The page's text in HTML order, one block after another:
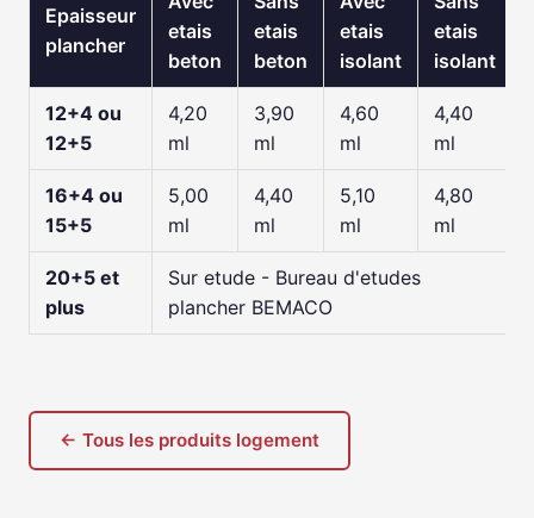
Epaisseur
plancher
etais
beton
etais
beton
etais
isolant
etais
isolant
12+4 ou
12+5
4,20
ml
3,90
ml
4,60
ml
4,40
ml
16+4 ou
15+5
5,00
ml
4,40
ml
5,10
ml
4,80
ml
20+5 et
plus
Sur etude - Bureau d'etudes
plancher BEMACO
← Tous les produits logement